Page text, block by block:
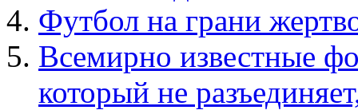
Футбол на грани
Всемирно известные
который не